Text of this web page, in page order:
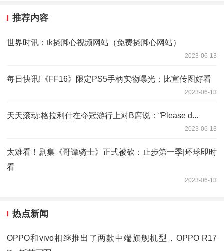
推荐内容
世界时讯：tk挠脚心视频网站（免费挠脚心网站）
2023-06-13
每日快讯!《FF16》限定PS5手柄实物曝光：比宣传图好看
2023-06-13
天天滚动:格拉利什在夺冠游行上对B席说：“Please d...
2023-06-13
太难看！剧集《哥谭骑士》正式被砍：止步第一季|环球即时
看
2023-06-13
热点新闻
OPPO和vivo相继推出了两款中端旗舰机型，OPPO R17